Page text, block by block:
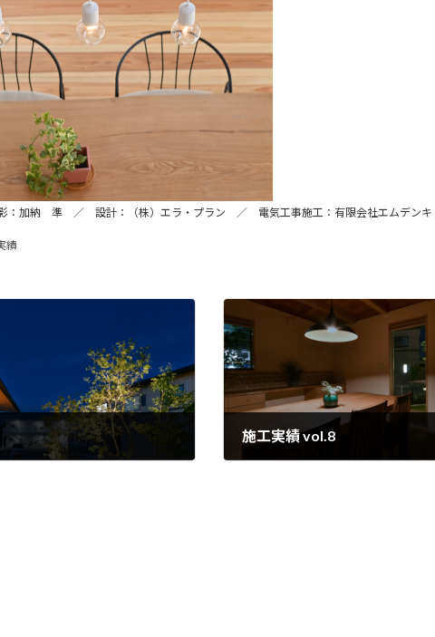
：加納 準 ／ 設計：（株）エラ・プラン ／ 電気工事施工：有限会社エムデンキ
績
施工実績 vol.8